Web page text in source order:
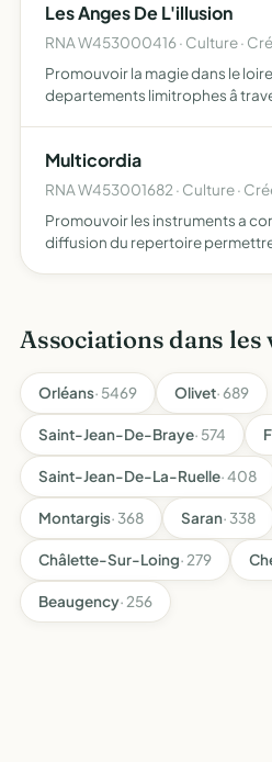
Les Anges De L'illusion
RNA W453000416 · Culture ·
Promouvoir la magie dans le
departements limitrophes â
Multicordia
RNA W453001682 · Culture ·
Promouvoir les instruments a
diffusion du repertoire
Associations dans les
Orléans· 5469 Olivet· 689
Saint-Jean-De-Braye· 574
Saint-Jean-De-La-Ruelle· 408
Montargis· 368 Saran· 338
Châlette-Sur-Loing· 279
Beaugency· 256